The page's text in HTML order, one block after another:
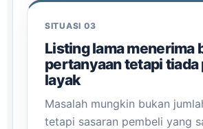
SITUASI 03
Listing lama menerima
pertanyaan tetapi tiada
layak
Masalah mungkin bukan
tetapi sasaran pembeli yang